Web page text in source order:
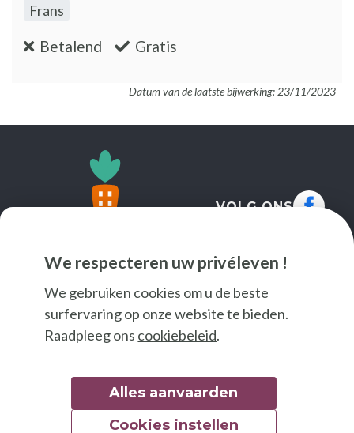
We respecteren uw privéleven !
We gebruiken cookies om u de beste
surfervaring op onze website te bieden.
Raadpleeg ons cookiebeleid.
Alles aanvaarden
Cookies instellen
Frans
Betalend :nee Gratis
Datum van de laatste bijwerking: 23/11/2023
VOLG ONS